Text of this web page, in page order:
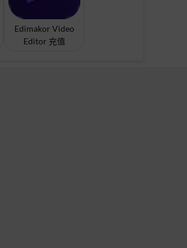
Edimakor Video
Editor 充值